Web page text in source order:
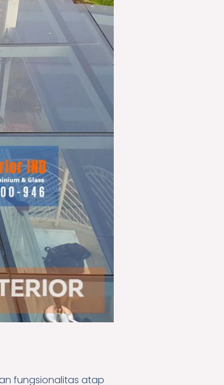
fungsionalitas atap